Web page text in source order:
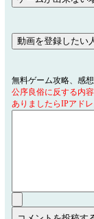
無料ゲーム攻略、感
公序良俗に反する内
ありましたらIPアド